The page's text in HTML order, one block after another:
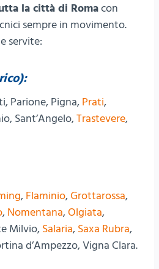
la città di Romacon
sempre in movimento.
servite:
Parione, Pigna, Prati,
Sant’Angelo,Trastevere,
, Flaminio,Grottarossa,
, Nomentana,Olgiata,
Milvio,Salaria, Saxa Rubra,
d’Ampezzo, Vigna Clara.